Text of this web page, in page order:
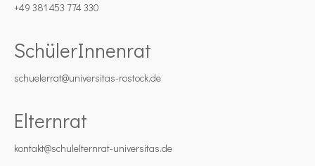
+49 381 453 774 330
SchülerInnenrat
schuelerrat@universitas-rostock.de
Elternrat
kontakt@schulelternrat-universitas.de